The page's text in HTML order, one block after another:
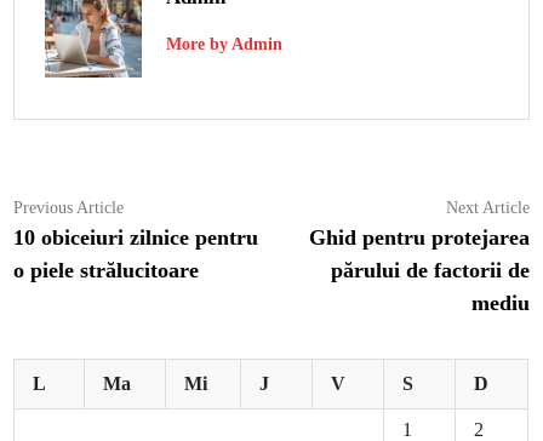
More by Admin
Navigare
în
articole
Previous ArticlePrevious
article:
10 obiceiuri zilnice pentru
o piele strălucitoare
Next Article
Ghid pentru protejarea
părului de factorii de
mediu
L Ma Mi J V S D
1 2